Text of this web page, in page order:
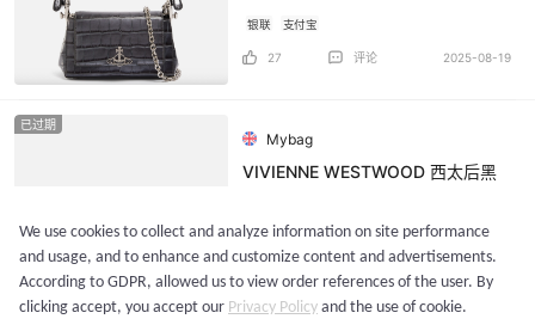
银联 支付宝
27 评论 2025-08-19
已过期
Mybag
VIVIENNE WESTWOOD 西太后黑
5.1折 ￡71.4
33 评论 2025-08-19
We use cookies to collect and analyze information on site performance
and usage, and to enhance and customize content and advertisements.
According to GDPR, allowed us to view order references of the user. By
clicking accept, you accept our Privacy Policy and the use of cookie.